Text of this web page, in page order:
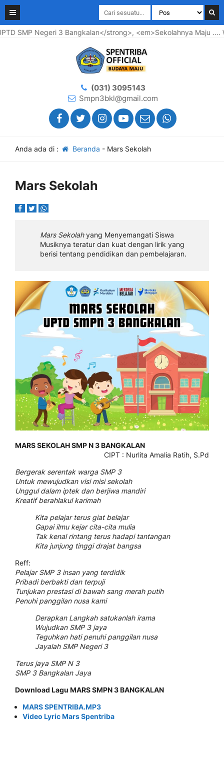
SMP Negeri 3 Bangkalan</strong>, <em>Sekolahnya Maju ....
(031) 3095143
Smpn3bkl@gmail.com
Anda ada di : Beranda - Mars Sekolah
Mars Sekolah
Mars Sekolahyang Menyemangati Siswa
Musiknya teratur dan kuat dengan lirik yang
berisi tentang pendidikan dan pembelajaran.
MARS SEKOLAH SMP N 3 BANGKALAN
CIPT : Nurlita Amalia Ratih, S.Pd
Bergerak serentak warga SMP 3
Untuk mewujudkan visi misi sekolah
Unggul dalam iptek dan berjiwa mandiri
Kreatif berahlakul karimah
Kita pelajar terus giat belajar
Gapai ilmu kejar cita-cita mulia
Tak kenal rintang terus hadapi tantangan
Kita junjung tinggi drajat bangsa
Reff:
Pelajar SMP 3 insan yang terdidik
Pribadi berbakti dan terpuji
Tunjukan prestasi di bawah sang merah putih
Penuhi panggilan nusa kami
Derapkan Langkah satukanlah irama
Wujudkan SMP 3 jaya
Teguhkan hati penuhi panggilan nusa
Jayalah SMP Negeri 3
Terus jaya SMP N 3
SMP 3 Bangkalan Jaya
Download Lagu MARS SMPN 3 BANGKALAN
MARS SPENTRIBA.MP3
Video Lyric Mars Spentriba